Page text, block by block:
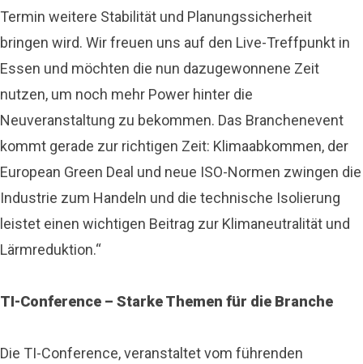
Termin weitere Stabilität und Planungssicherheit
bringen wird. Wir freuen uns auf den Live-Treffpunkt in
Essen und möchten die nun dazugewonnene Zeit
nutzen, um noch mehr Power hinter die
Neuveranstaltung zu bekommen. Das Branchenevent
kommt gerade zur richtigen Zeit: Klimaabkommen, der
European Green Deal und neue ISO-Normen zwingen die
Industrie zum Handeln und die technische Isolierung
leistet einen wichtigen Beitrag zur Klimaneutralität und
Lärmreduktion.“
TI-Conference – Starke Themen für die Branche
Die TI-Conference, veranstaltet vom führenden